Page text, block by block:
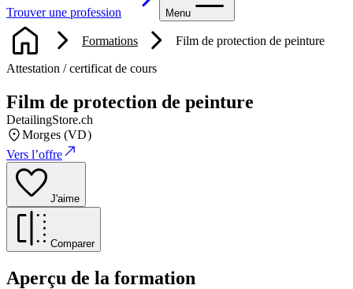
Trouver une profession Menu
Formations Film de protection de peinture
Attestation / certificat de cours
Film de protection de peinture
DetailingStore.ch
Morges (VD)
Vers l’offre
J'aime
Comparer
Aperçu de la formation